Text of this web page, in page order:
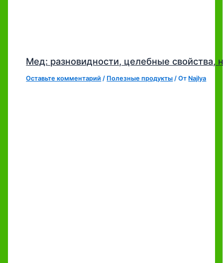
Мед: разновидности, целебные свойства,
Оставьте комментарий / Полезные продукты / От Najlya